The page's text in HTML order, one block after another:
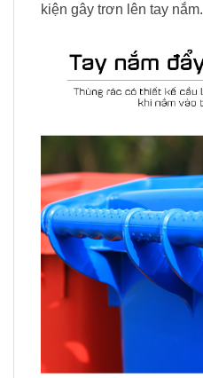
kiện gây trơn lên tay nắm.